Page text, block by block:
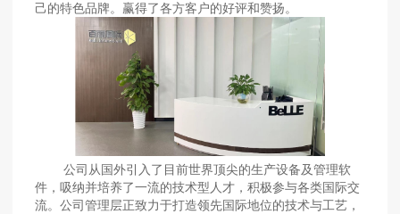
己的特色品牌。赢得了各方客户的好评和赞扬。
公司从国外引入了目前世界顶尖的生产设备及管理软
件，吸纳并培养了一流的技术型人才，积极参与各类国际交
流。公司管理层正致力于打造领先国际地位的技术与工艺，